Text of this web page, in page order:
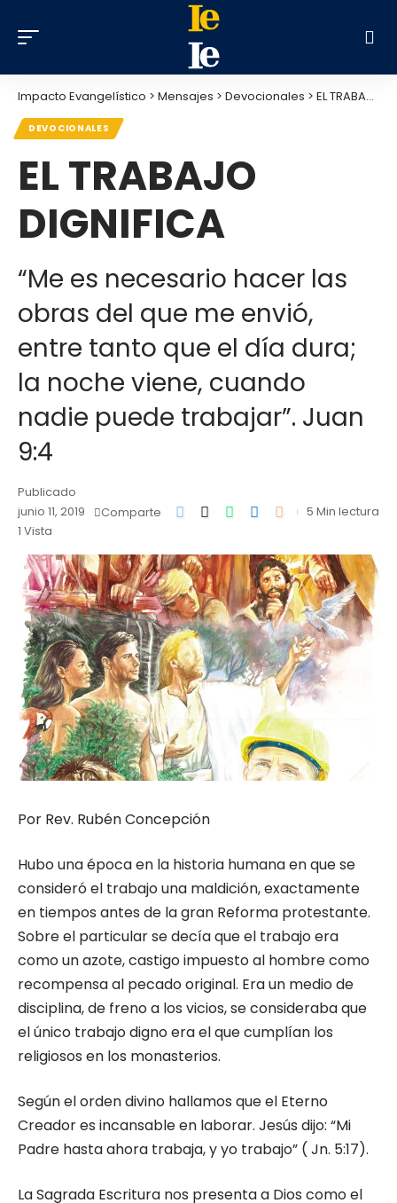
Impacto Evangelístico > Mensajes > Devocionales > EL TRABAJO DIGNIFICA
DEVOCIONALES
EL TRABAJO
DIGNIFICA
“Me es necesario hacer las
obras del que me envió,
entre tanto que el día dura;
la noche viene, cuando
nadie puede trabajar”. Juan
9:4
Publicado
junio 11, 2019
1 Vista
Comparte 5 Min lectura
Por Rev. Rubén Concepción
Hubo una época en la historia humana en que se
consideró el trabajo una maldición, exactamente
en tiempos antes de la gran Reforma protestante.
Sobre el particular se decía que el trabajo era
como un azote, castigo impuesto al hombre como
recompensa al pecado original. Era un medio de
disciplina, de freno a los vicios, se consideraba que
el único trabajo digno era el que cumplían los
religiosos en los monasterios.
Según el orden divino hallamos que el Eterno
Creador es incansable en laborar. Jesús dijo: “Mi
Padre hasta ahora trabaja, y yo trabajo” ( Jn. 5:17).
La Sagrada Escritura nos presenta a Dios como el